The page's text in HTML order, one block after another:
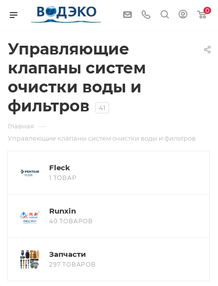
0
Управляющие
клапаны систем
очистки воды и
фильтров
41
Главная —
Управляющие клапаны систем очистки воды и фильтров
Fleck
1 ТОВАР
Runxin
40 ТОВАРОВ
Запчасти
297 ТОВАРОВ